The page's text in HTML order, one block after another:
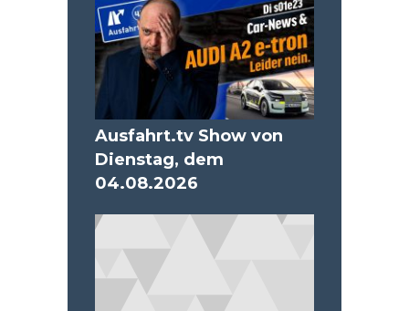
Ausfahrt.tv Show von
Dienstag, dem
04.08.2026